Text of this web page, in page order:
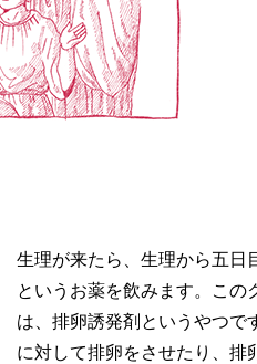
生理が来たら、生理から五日
というお薬を飲みます。この
は、排卵誘発剤というやつで
に対して排卵をさせたり、排